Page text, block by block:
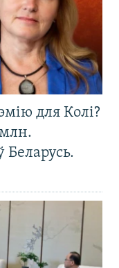
для Колі?
млн.